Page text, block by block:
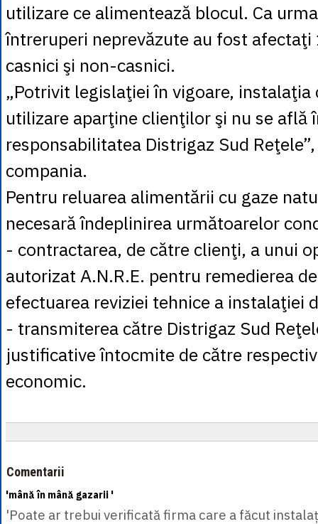
utilizare ce alimentează blocul. Ca
întreruperi neprevăzute au fost
casnici şi non-casnici.
„Potrivit legislaţiei în vigoare, instalaţia
utilizare aparţine clienţilor şi nu se află
responsabilitatea Distrigaz Sud
compania.
Pentru reluarea alimentării cu gaze
necesară îndeplinirea următoarelor
- contractarea, de către clienţi, a unui
autorizat A.N.R.E. pentru remedierea
efectuarea reviziei tehnice a instalaţiei
- transmiterea către Distrigaz Sud
justificative întocmite de către
economic.
Comentarii
'mână în mână gazarii '
'Poate ar trebui verificată firma care a făcut